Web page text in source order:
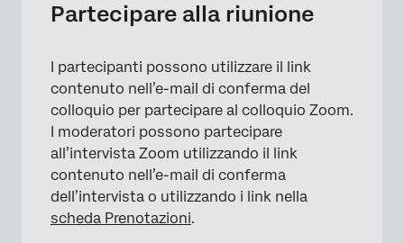
×
Partecipare alla riunione
I partecipanti possono utilizzare il link
contenuto nell’e-mail di conferma del
colloquio per partecipare al colloquio Zoom.
I moderatori possono partecipare
all’intervista Zoom utilizzando il link
contenuto nell’e-mail di conferma
dell’intervista o utilizzando i link nella
scheda Prenotazioni.